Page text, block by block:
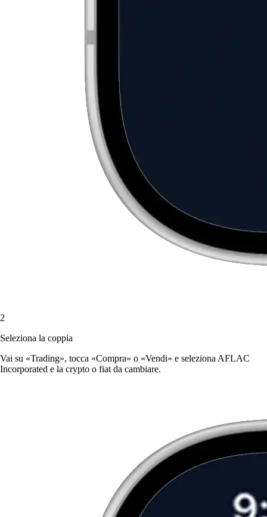
2
Seleziona la coppia
Vai su «Trading», tocca «Compra» o «Vendi» e seleziona AFLAC
Incorporated e la crypto o fiat da cambiare.